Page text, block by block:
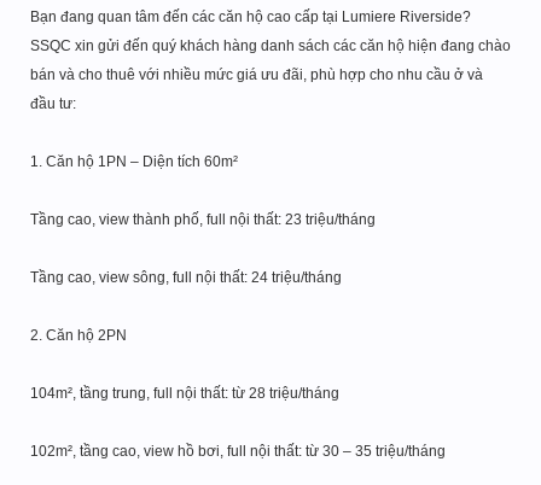
Bạn đang quan tâm đến các căn hộ cao cấp tại Lumiere Riverside?
SSQC xin gửi đến quý khách hàng danh sách các căn hộ hiện đang chào
bán và cho thuê với nhiều mức giá ưu đãi, phù hợp cho nhu cầu ở và
đầu tư:
1. Căn hộ 1PN – Diện tích 60m²
Tầng cao, view thành phố, full nội thất: 23 triệu/tháng
Tầng cao, view sông, full nội thất: 24 triệu/tháng
2. Căn hộ 2PN
104m², tầng trung, full nội thất: từ 28 triệu/tháng
102m², tầng cao, view hồ bơi, full nội thất: từ 30 – 35 triệu/tháng